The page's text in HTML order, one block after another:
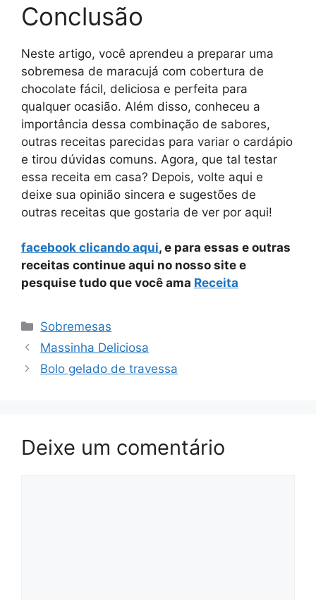
Conclusão
Neste artigo, você aprendeu a preparar uma
sobremesa de maracujá com cobertura de
chocolate fácil, deliciosa e perfeita para
qualquer ocasião. Além disso, conheceu a
importância dessa combinação de sabores,
outras receitas parecidas para variar o cardápio
e tirou dúvidas comuns. Agora, que tal testar
essa receita em casa? Depois, volte aqui e
deixe sua opinião sincera e sugestões de
outras receitas que gostaria de ver por aqui!
facebook clicando aqui, e para essas e outras
receitas continue aqui no nosso site e
pesquise tudo que você ama Receita
Categorias
Sobremesas
Massinha Deliciosa
Bolo gelado de travessa
Deixe um comentário